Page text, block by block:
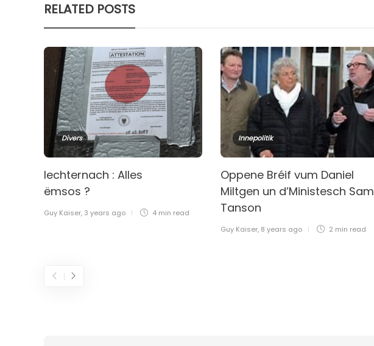
RELATED POSTS
Divers
Iechternach : Alles
ëmsos ?
Guy Kaiser, 3 years ago 4 min read
Innepolitik
Oppene Bréif vum Daniel
Miltgen un d’Ministesch Sam
Tanson
Guy Kaiser, 8 years ago 2 min read